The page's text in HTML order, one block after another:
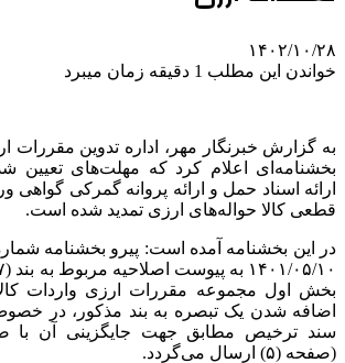
۱۴۰۲/۱۰/۲۸
خواندن این مطلب 1 دقیقه زمان میبرد
به گزارش خبرنگار مهر، اداره تدوین مقررات
بخشنامه‌ای اعلام کرد که مهلت‌های تعیین
ارائه اسناد حمل و ارائه پروانه گمرکی
قطعی کالا حواله‌های ارزی تمدید شده است.
بخش اول مجموعه مقررات ارزی واردات
اضافه شدن یک تبصره به بند مذکور، در
سند ترخیص مطابق جهت جایگزینی آن با
(صفحه (۵) ارسال می‌گردد.